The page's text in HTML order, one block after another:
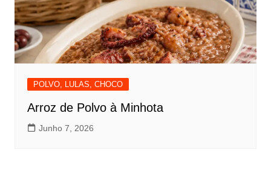
POLVO, LULAS, CHOCO
Arroz de Polvo à Minhota
Junho 7, 2026